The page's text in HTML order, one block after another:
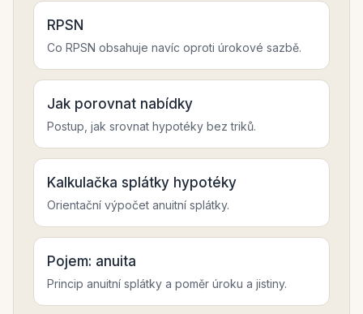
RPSN
Co RPSN obsahuje navíc oproti úrokové sazbě.
Jak porovnat nabídky
Postup, jak srovnat hypotéky bez triků.
Kalkulačka splátky hypotéky
Orientační výpočet anuitní splátky.
Pojem: anuita
Princip anuitní splátky a poměr úroku a jistiny.